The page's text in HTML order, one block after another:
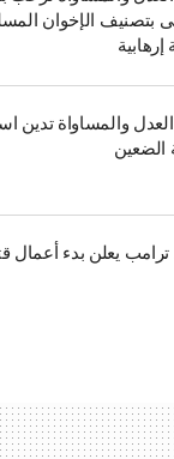
الإخوان المسلمين
تدين استهداف
بدء أعمال قتالية